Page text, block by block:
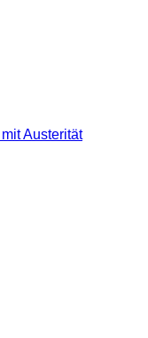
Austerität